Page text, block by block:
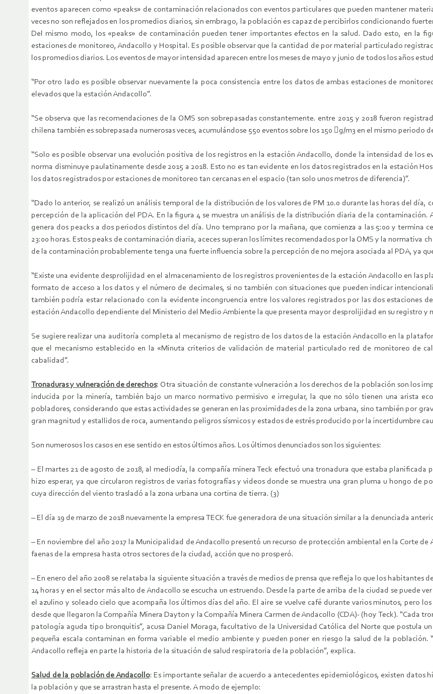
eventos aparecen como «peaks» de contaminación relacionados con eventos particulares que pueden mantener
veces no son reflejados en los promedios diarios, sin embrago, la población es capaz de percibirlos condicionando
Del mismo modo, los «peaks» de contaminación pueden tener importantes efectos en la salud. Dado esto, en la
estaciones de monitoreo, Andacollo y Hospital. Es posible observar que la cantidad de por material particulado
los promedios diarios. Los eventos de mayor intensidad aparecen entre los meses de mayo y junio de todos los años
“Por otro lado es posible observar nuevamente la poca consistencia entre los datos de ambas estaciones de
elevados que la estación Andacollo”.
“Se observa que las recomendaciones de la OMS son sobrepasadas constantemente. entre 2015 y 2018 fueron
chilena también es sobrepasada numerosas veces, acumulándose 550 eventos sobre los 150 g/m3 en el mismo periodo
“Solo es posible observar una evolución positiva de los registros en la estación Andacollo, donde la intensidad de los
norma disminuye paulatinamente desde 2015 a 2018. Esto no es tan evidente en los datos registrados en la estación
los datos registrados por estaciones de monitoreo tan cercanas en el espacio (tan solo unos metros de diferencia)”.
“Dado lo anterior, se realizó un análisis temporal de la distribución de los valores de PM 10.0 durante las horas del día,
percepción de la aplicación del PDA. En la figura 4 se muestra un análisis de la distribución diaria de la
genera dos peacks a dos periodos distintos del día. Uno temprano por la mañana, que comienza a las 5:00 y termina
23:00 horas. Estos peaks de contaminación diaria, aceces superan los límites recomendados por la OMS y la normativa
de la contaminación probablemente tenga una fuerte influencia sobre la percepción de no mejora asociada al PDA, ya
“Existe una evidente desprolijidad en el almacenamiento de los registros provenientes de la estación Andacollo en las
formato de acceso a los datos y el número de decimales, si no también con situaciones que pueden indicar
también podría estar relacionado con la evidente incongruencia entre los valores registrados por las dos estaciones
estación Andacollo dependiente del Ministerio del Medio Ambiente la que presenta mayor desprolijidad en su registro y
Se sugiere realizar una auditoría completa al mecanismo de registro de los datos de la estación Andacollo en la
que el mecanismo establecido en la «Minuta criterios de validación de material particulado red de monitoreo de
cabalidad”.
Tronaduras y vulneración de derechos: Otra situación de constante vulneración a los derechos de la población son los
inducida por la minería, también bajo un marco normativo permisivo e irregular, la que no sólo tienen una arista
pobladores, considerando que estas actividades se generan en las proximidades de la zona urbana, sino también por
gran magnitud y estallidos de roca, aumentando peligros sísmicos y estados de estrés producido por la incertidumbre
Son numerosos los casos en ese sentido en estos últimos años. Los últimos denunciados son los siguientes:
– El martes 21 de agosto de 2018, al mediodía, la compañía minera Teck efectuó una tronadura que estaba
hizo esperar, ya que circularon registros de varias fotografías y videos donde se muestra una gran pluma u hongo de
cuya dirección del viento trasladó a la zona urbana una cortina de tierra. (3)
– El día 19 de marzo de 2018 nuevamente la empresa TECK fue generadora de una situación similar a la denunciada
– En noviembre del año 2017 la Municipalidad de Andacollo presentó un recurso de protección ambiental en la Corte
faenas de la empresa hasta otros sectores de la ciudad, acción que no prosperó.
– En enero del año 2008 se relataba la siguiente situación a través de medios de prensa que refleja lo que los habitantes
14 horas y en el sector más alto de Andacollo se escucha un estruendo. Desde la parte de arriba de la ciudad se puede
el azulino y soleado cielo que acompaña los últimos días del año. El aire se vuelve café durante varios minutos, pero
desde que llegaron la Compañía Minera Dayton y la Compañía Minera Carmen de Andacollo (CDA)- (hoy Teck). “Cada
patología aguda tipo bronquitis”, acusa Daniel Moraga, facultativo de la Universidad Católica del Norte que postula
pequeña escala contaminan en forma variable el medio ambiente y pueden poner en riesgo la salud de la
Andacollo refleja en parte la historia de la situación de salud respiratoria de la población”, explica.
Salud de la población de Andacollo: Es importante señalar de acuerdo a antecedentes epidemiológicos, existen datos
la población y que se arrastran hasta el presente. A modo de ejemplo: